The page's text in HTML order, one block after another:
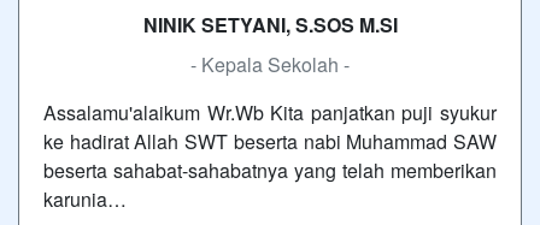
NINIK SETYANI, S.SOS M.SI
- Kepala Sekolah -
Assalamu'alaikum Wr.Wb Kita panjatkan puji syukur
ke hadirat Allah SWT beserta nabi Muhammad SAW
beserta sahabat-sahabatnya yang telah memberikan
karunia…